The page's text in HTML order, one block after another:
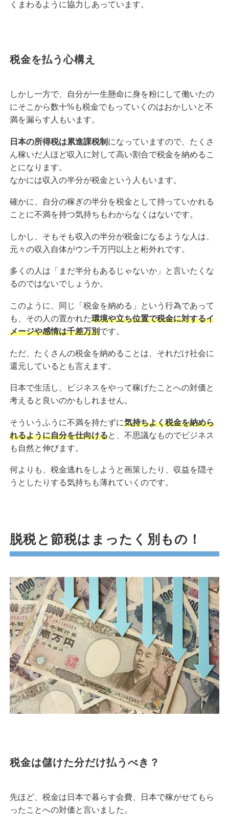
くまわるように協力しあっています。
税金を払う心構え
しかし一方で、自分が一生懸命に身を粉にして働いたの
にそこから数十%も税金でもっていくのはおかしいと不
満を漏らす人もいます。
日本の所得税は累進課税制 になっていますので、たくさ
ん稼いだ人ほど収入に対して高い割合で税金を納めるこ
とになります。
なかには収入の半分が税金という人もいます。
確かに、自分の稼ぎの半分を税金として持っていかれる
ことに不満を持つ気持ちもわからなくはないです。
しかし、そもそも収入の半分が税金になるような人は、
元々の収入自体がウン千万円以上と桁外れです。
多くの人は「まだ半分もあるじゃないか」と言いたくな
るのではないでしょうか。
このように、同じ「税金を納める」という行為であって
も、その人の置かれた環境や立ち位置で税金に対するイ
メージや感情は千差万別です。
ただ、たくさんの税金を納めることは、それだけ社会に
還元しているとも言えます。
日本で生活し、ビジネスをやって稼げたことへの対価と
考えると良いのかもしれません。
そういうふうに不満を持たずに気持ちよく税金を納めら
れるように自分を仕向けると、不思議なものでビジネス
も自然と伸びます。
何よりも、税金逃れをしようと画策したり、収益を隠そ
うとしたりする気持ちも薄れていくのです。
脱税と節税はまったく別もの！
税金は儲けた分だけ払うべき？
先ほど、税金は日本で暮らす会費、日本で稼がせてもら
ったことへの対価と言いました。